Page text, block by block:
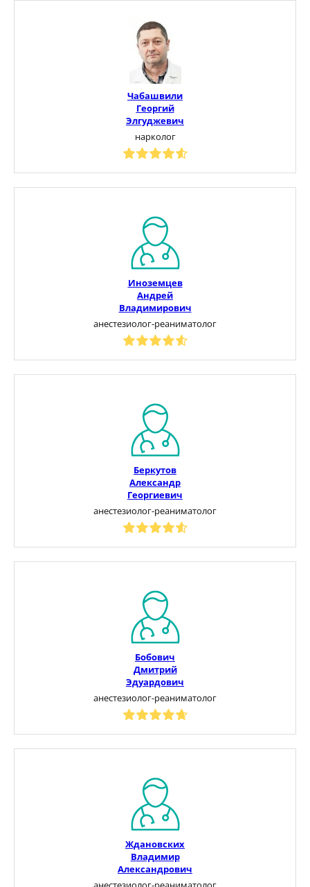
Чабашвили
Георгий
Элгуджевич
нарколог
Иноземцев
Андрей
Владимирович
анестезиолог-реаниматолог
Беркутов
Александр
Георгиевич
анестезиолог-реаниматолог
Бобович
Дмитрий
Эдуардович
анестезиолог-реаниматолог
Ждановских
Владимир
Александрович